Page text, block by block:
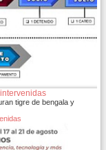
tigre de bengala y